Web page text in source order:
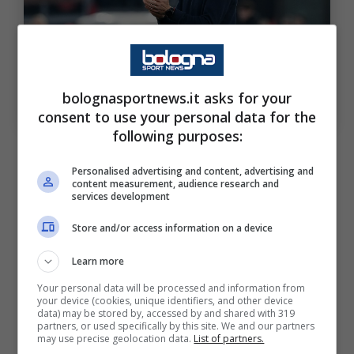
Thiago Motta (ph. Image Sport)
Il futuro di Thiago Motta e la
scelta dell’eventuale nuovo
Massimo
Bologna
Thiago Mottae sulla scelta dell’eventuale
nuovo allenatore, soprattutto in vista della
bolognasportnews.it asks for your
consent to use your personal data for the
following purposes:
Personalised advertising and content, advertising and
content measurement, audience research and
services development
Store and/or access information on a device
Learn more
Your personal data will be processed and information from
your device (cookies, unique identifiers, and other device
data) may be stored by, accessed by and shared with 319
partners, or used specifically by this site. We and our partners
may use precise geolocation data. List of partners.